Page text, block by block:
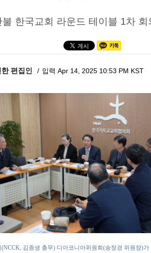
한국교회 라운드 테이블 1차 회
편집인 입력 Apr 14, 2025 10:53 PM KST
김종생 총무) 디아코니아위원회(송정경 위원장)가